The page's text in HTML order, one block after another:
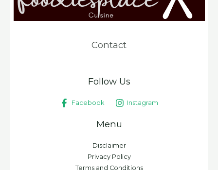
Contact
Follow Us
Facebook Instagram
Menu
Disclaimer
Privacy Policy
Terms and Conditions